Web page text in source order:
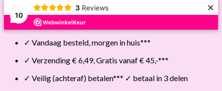
10
3 Reviews ×
Skip
✓ Vandaag besteld, morgen in huis***
✓ Verzending € 6,49, Gratis vanaf € 45,-***
✓ Veilig (achteraf) betalen*** ✓ betaal in 3 delen